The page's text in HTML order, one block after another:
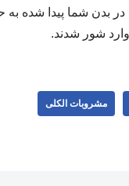
بدن شما پیدا شده به
شور شدند.
مشروبات الکلی